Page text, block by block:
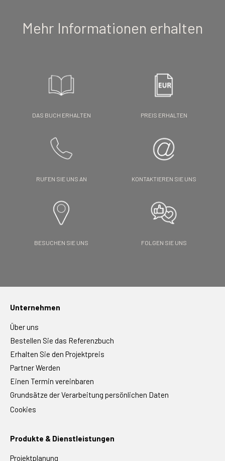
Mehr Informationen erhalten
DAS BUCH ERHALTEN PREIS ERHALTEN
RUFEN SIE UNS AN KONTAKTIEREN SIE UNS
BESUCHEN SIE UNS FOLGEN SIE UNS
Unternehmen
Über uns
Bestellen Sie das Referenzbuch
Erhalten Sie den Projektpreis
Partner Werden
Einen Termin vereinbaren
Grundsätze der Verarbeitung persönlichen Daten
Cookies
Produkte & Dienstleistungen
Projektplanung